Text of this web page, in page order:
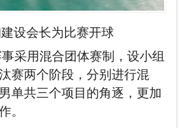
设会长为比赛开球
采用混合团体赛制，设小组
赛两个阶段，分别进行混
单共三个项目的角逐，更加
。